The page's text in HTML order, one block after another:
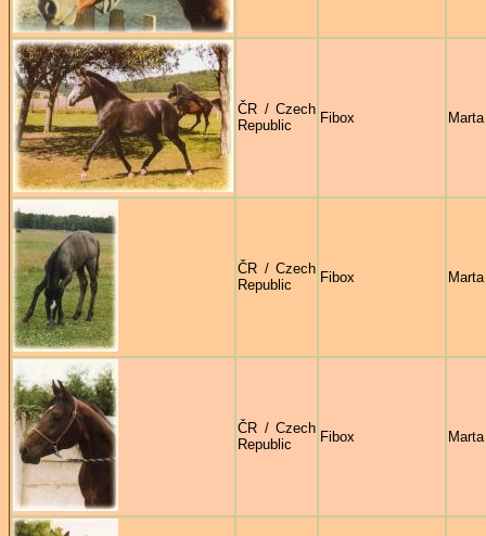
ČR / Czech
Republic
Fibox
ČR / Czech
Republic
Fibox
ČR / Czech
Republic
Fibox